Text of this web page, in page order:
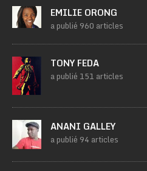
EMILIE ORONG
a publié 960 articles
TONY FEDA
a publié 151 articles
ANANI GALLEY
a publié 94 articles